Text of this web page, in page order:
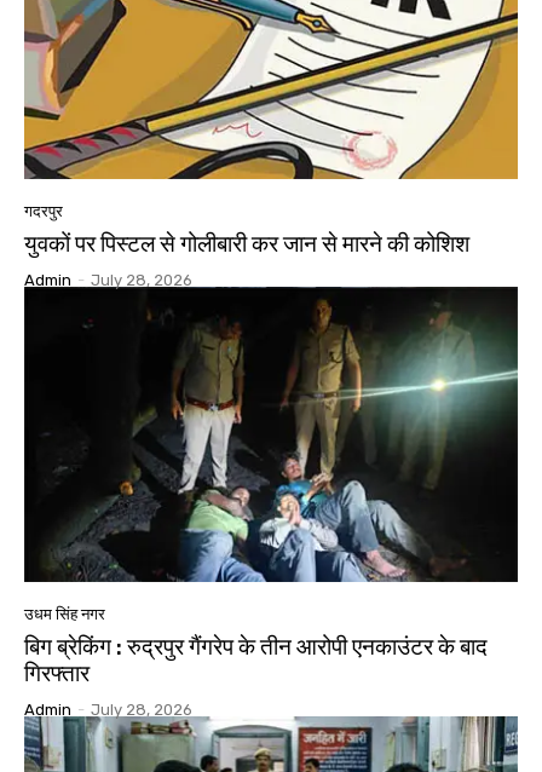
गदरपुर
युवकों पर पिस्टल से गोलीबारी कर जान से मारने की कोशिश
Admin - July 28, 2026
उधम सिंह नगर
बिग ब्रेकिंग : रुद्रपुर गैंगरेप के तीन आरोपी एनकाउंटर के बाद
गिरफ्तार
Admin - July 28, 2026